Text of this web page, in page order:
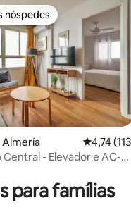
de 5, 88 avaliações
hóspedes
hóspedes
Almería 4,74 de
4,74
- Elevador e AC-
para famílias